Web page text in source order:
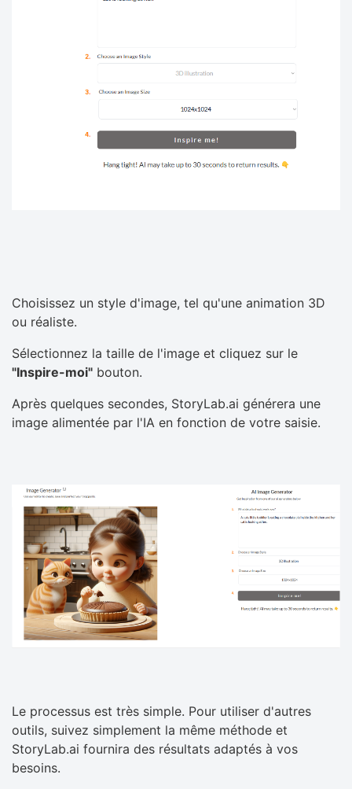
Choisissez un style d'image, tel qu'une animation 3D
ou réaliste.
Sélectionnez la taille de l'image et cliquez sur le
"Inspire-moi" bouton.
Après quelques secondes, StoryLab.ai générera une
image alimentée par l'IA en fonction de votre saisie.
Le processus est très simple. Pour utiliser d'autres
outils, suivez simplement la même méthode et
StoryLab.ai fournira des résultats adaptés à vos
besoins.